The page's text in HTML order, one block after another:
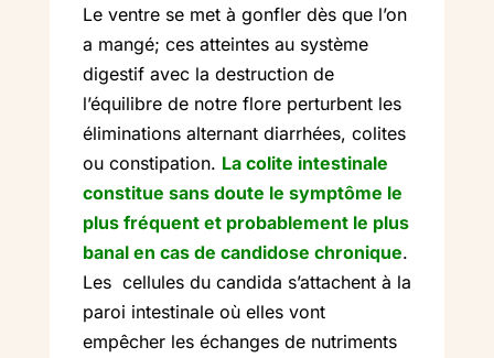
Le ventre se met à gonfler dès que l’on
a mangé; ces atteintes au système
digestif avec la destruction de
l’équilibre de notre flore perturbent les
éliminations alternant diarrhées, colites
ou constipation. La colite intestinale
constitue sans doute le symptôme le
plus fréquent et probablement le plus
banal en cas de candidose chronique.
Les cellules du candida s’attachent à la
paroi intestinale où elles vont
empêcher les échanges de nutriments